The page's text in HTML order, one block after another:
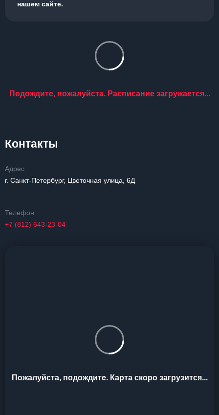
нашем сайте.
Подождите, пожалуйста. Расписание загружается...
Контакты
Адрес
г. Санкт-Петербург, Цветочная улица, 6Д
Телефон
+7 (812) 643-23-04
Пожалуйста, подождите. Карта скоро загрузится...